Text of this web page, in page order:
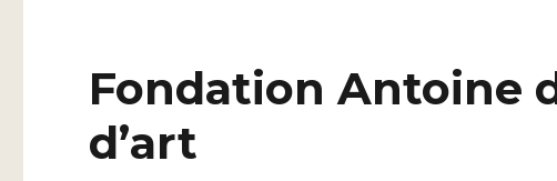
Fondation Antoine
d’art